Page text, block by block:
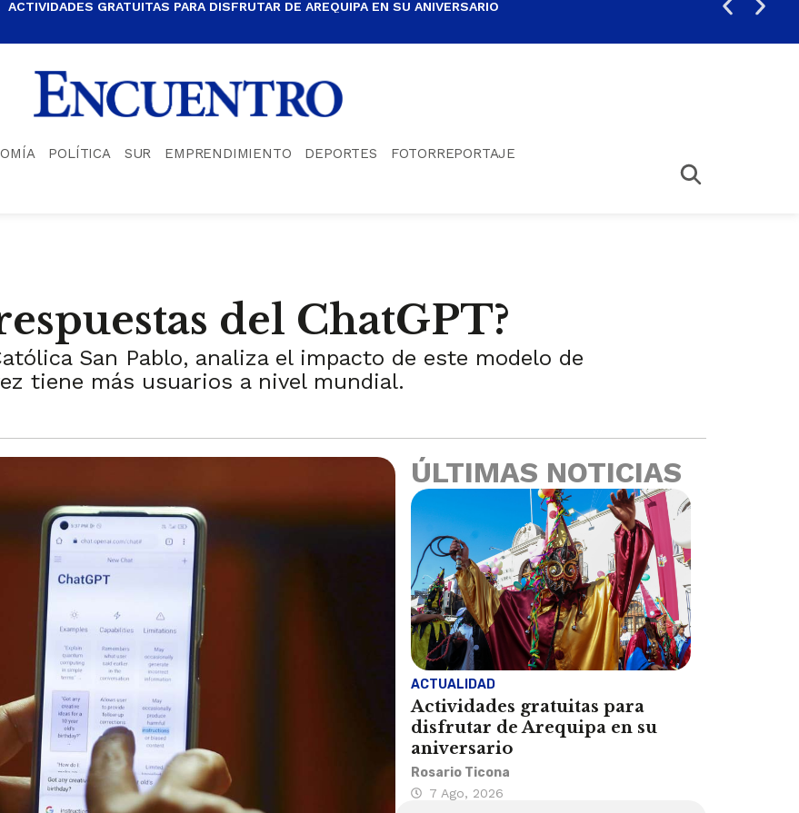
ACTIVIDADES GRATUITAS PARA DISFRUTAR DE AREQUIPA EN SU ANIVERSARIO
POLÍTICA SUR EMPRENDIMIENTO DEPORTES FOTORREPORTAJE
del ChatGPT?
San Pablo, analiza el impacto de este modelo de
tiene más usuarios a nivel mundial.
ÚLTIMAS NOTICIAS
ACTUALIDAD
Actividades gratuitas para
disfrutar de Arequipa en su
aniversario
Rosario Ticona
7 Ago, 2026